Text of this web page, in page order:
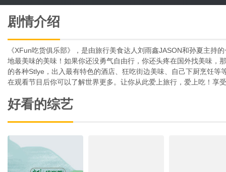
剧情介绍
《XFun吃货俱乐部》，是由旅行美食达人刘雨鑫JASON和孙夏主
地最美味的美味！如果你还没勇气自由行，你还头疼在国外找美味，
的各种Stlye，出入最有特色的酒店、狂吃街边美味、自己下厨烹饪
在观看节目后你可以了解世界更多。让你从此爱上旅行，爱上吃！享
好看的综艺